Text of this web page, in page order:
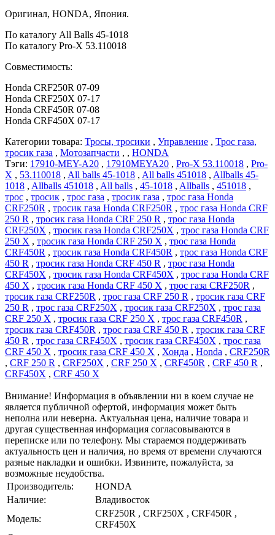
Оригинал, HONDA, Япония.
По каталогу All Balls 45-1018
По каталогу Pro-X 53.110018
Совместимость:
Honda CRF250R 07-09
Honda CRF250X 07-17
Honda CRF450R 07-08
Honda CRF450X 07-17
Категории товара: Тросы, тросики , Управление , Трос газа,
тросик газа , Мотозапчасти , , HONDA
Тэги: 17910-MEY-A20 , 17910MEYA20 , Pro-X 53.110018 , Pro-
X , 53.110018 , All balls 45-1018 , All balls 451018 , Allballs 45-
1018 , Allballs 451018 , All balls , 45-1018 , Allballs , 451018 ,
трос , тросик , трос газа , тросик газа , трос газа Honda
CRF250R , тросик газа Honda CRF250R , трос газа Honda CRF
250 R , тросик газа Honda CRF 250 R , трос газа Honda
CRF250X , тросик газа Honda CRF250X , трос газа Honda CRF
250 X , тросик газа Honda CRF 250 X , трос газа Honda
CRF450R , тросик газа Honda CRF450R , трос газа Honda CRF
450 R , тросик газа Honda CRF 450 R , трос газа Honda
CRF450X , тросик газа Honda CRF450X , трос газа Honda CRF
450 X , тросик газа Honda CRF 450 X , трос газа CRF250R ,
тросик газа CRF250R , трос газа CRF 250 R , тросик газа CRF
250 R , трос газа CRF250X , тросик газа CRF250X , трос газа
CRF 250 X , тросик газа CRF 250 X , трос газа CRF450R ,
тросик газа CRF450R , трос газа CRF 450 R , тросик газа CRF
450 R , трос газа CRF450X , тросик газа CRF450X , трос газа
CRF 450 X , тросик газа CRF 450 X , Хонда , Honda , CRF250R
, CRF 250 R , CRF250X , CRF 250 X , CRF450R , CRF 450 R ,
CRF450X , CRF 450 X
Внимание! Информация в объявлении ни в коем случае не
является публичной офертой, информация может быть
неполна или неверна. Актуальная цена, наличие товара и
другая существенная информация согласовываются в
переписке или по телефону. Мы стараемся поддерживать
актуальность цен и наличия, но время от времени случаются
разные накладки и ошибки. Извините, пожалуйста, за
возможные неудобства.
Производитель:
HONDA
Наличие:
Владивосток
Модель:
CRF250R , CRF250X , CRF450R ,
CRF450X